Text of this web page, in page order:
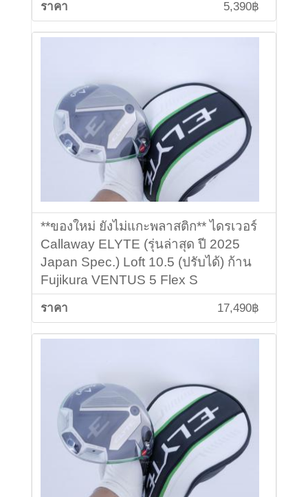
5,390฿
**ของใหม่ ยังไม่แกะพลาสติก** ไดรเวอร์
Callaway ELYTE (รุ่นล่าสุด ปี 2025
Japan Spec.) Loft 10.5 (ปรับได้) ก้าน
Fujikura VENTUS 5 Flex S
17,490฿